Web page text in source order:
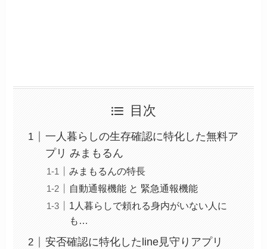
目次
一人暮らしの生存確認に特化した無料ア
プリ みまもるん
みまもるんの特長
自動通報機能 と 緊急通報機能
1人暮らしで頼れる身内がいない人に
も…
安否確認に特化したline見守りアプリ